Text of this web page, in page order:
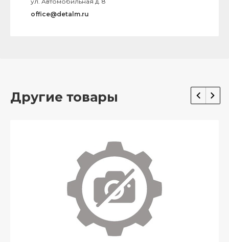
office@detalm.ru
Другие товары